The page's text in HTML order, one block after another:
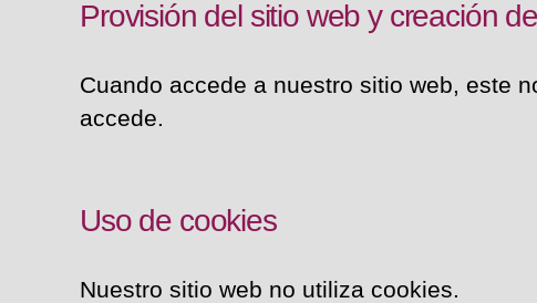
Provisión del sitio web y creación
Cuando accede a nuestro sitio web, este
accede.
Uso de cookies
Nuestro sitio web no utiliza cookies.